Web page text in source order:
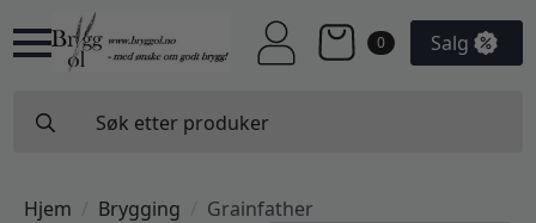
0 Salg
for:
Hjem Brygging Grainfather